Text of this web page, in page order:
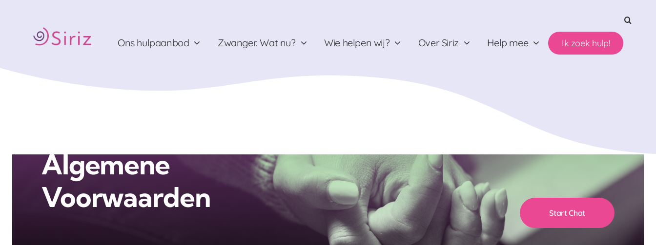
Ons hulpaanbod
Zwanger. Wat nu? Wie helpen wij? Over Siriz Help mee Ik zoek hulp!
Algemene
Voorwaarden
Start Chat